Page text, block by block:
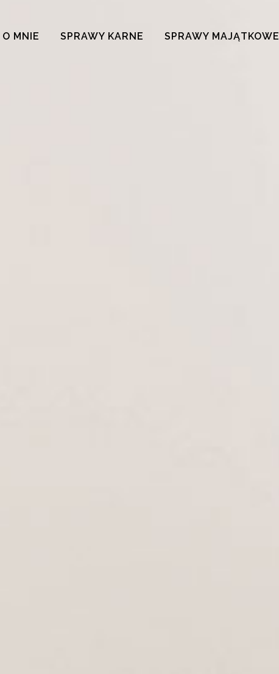
O MNIE SPRAWY KARNE SPRAWY MAJĄTKOWE